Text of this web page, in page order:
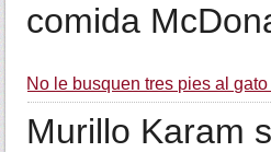
comida
No le busquen tres pies al
Murillo Karam